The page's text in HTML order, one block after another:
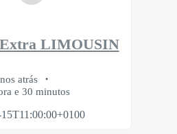
LIMOUSIN
atrás
e 30 minutos